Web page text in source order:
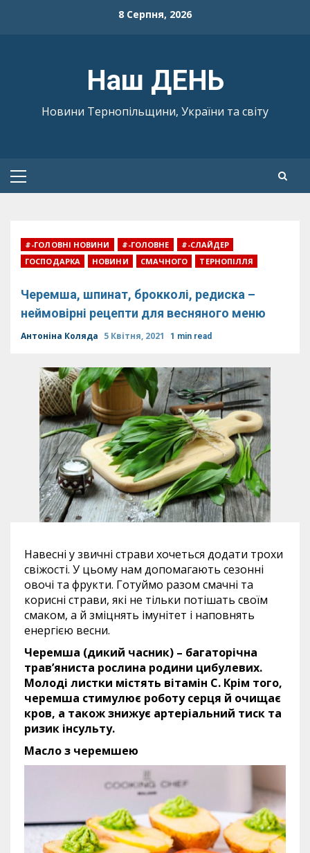
8 Серпня, 2026
Наш ДЕНЬ
Новини Тернопільщини, України та світу
Primary
#-ГОЛОВНІ НОВИНИ #-ГОЛОВНЕ
#-СЛАЙДЕР
ГОСПОДАРКА
НОВИНИ СМАЧНОГО ТЕРНОПІЛЛЯ
Черемша, шпинат, брокколі, редиска –
неймовірні рецепти для весняного меню
Антоніна Коляда 5 Квітня, 2021 1 min read
Навесні у звичні страви хочеться додати трохи
свіжості. У цьому нам допомагають сезонні
овочі та фрукти. Готуймо разом смачні та
корисні страви, які не тільки потішать своїм
смаком, а й зміцнять імунітет і наповнять
енергією весни.
Черемша (дикий часник) – багаторічна
трав’яниста рослина родини цибулевих.
Молоді листки містять вітамін С. Крім того,
черемша стимулює роботу серця й очищає
кров, а також знижує артеріальний тиск та
ризик інсульту.
Масло з черемшею